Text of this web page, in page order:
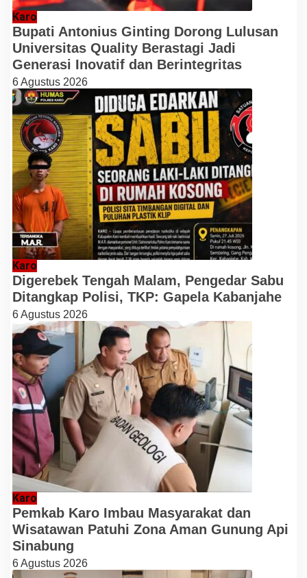
Karo
Bupati Antonius Ginting Dorong Lulusan
Universitas Quality Berastagi Jadi
Generasi Inovatif dan Berintegritas
6 Agustus 2026
Karo
Digerebek Tengah Malam, Pengedar Sabu
Ditangkap Polisi, TKP: Gapela Kabanjahe
6 Agustus 2026
Karo
Pemkab Karo Imbau Masyarakat dan
Wisatawan Patuhi Zona Aman Gunung Api
Sinabung
6 Agustus 2026